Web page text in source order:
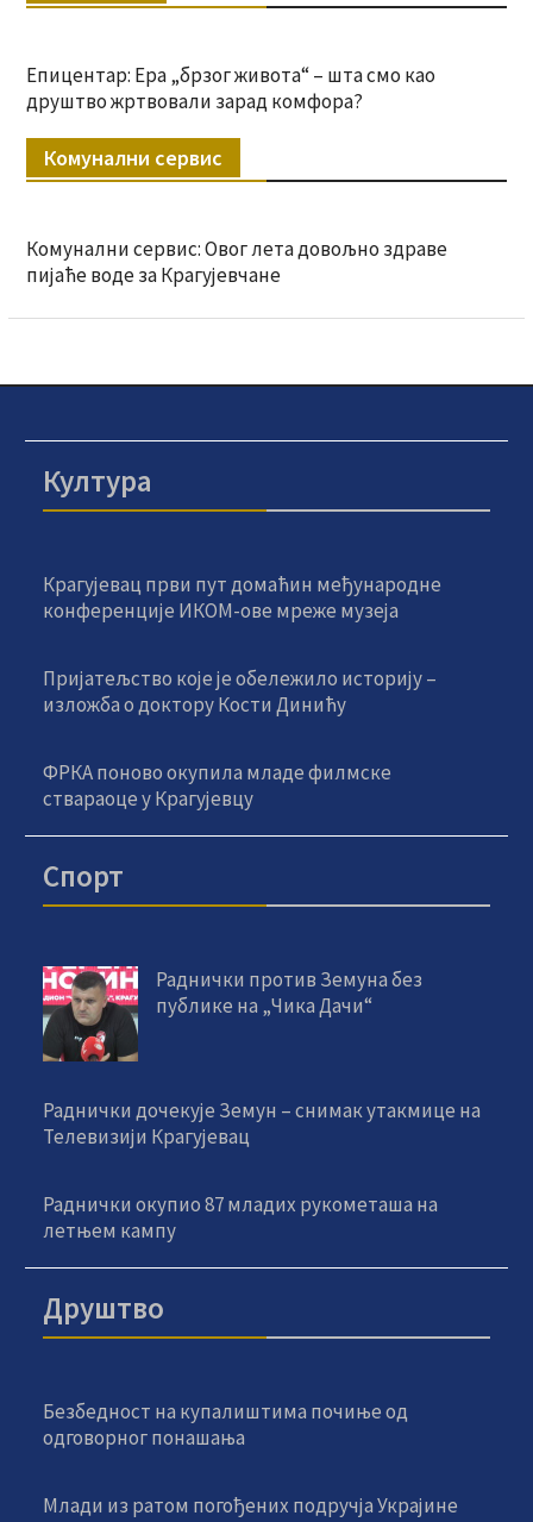
Епицентар: Ера „брзог живота“ – шта смо као
друштво жртвовали зарад комфора?
Комунални сервис
Комунални сервис: Овог лета довољно здраве
пијаће воде за Крагујевчане
Култура
Крагујевац први пут домаћин међународне
конференције ИКОМ-ове мреже музеја
Пријатељство које је обележило историју –
изложба о доктору Кости Динићу
ФРКА поново окупила младе филмске
ствараоце у Крагујевцу
Спорт
Раднички против Земуна без
публике на „Чика Дачи“
Раднички дочекује Земун – снимак утакмице на
Телевизији Крагујевац
Раднички окупио 87 младих рукометаша на
летњем кампу
Друштво
Безбедност на купалиштима почиње од
одговорног понашања
Млади из ратом погођених подручја Украјине